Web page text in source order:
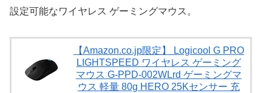
設定可能なワイヤレス ゲーミングマウス。
【Amazon.co.jp限定】 Logicool G PRO
LIGHTSPEED ワイヤレス ゲーミング
マウス G-PPD-002WLrd ゲーミングマ
ウス 軽量 80g HERO 25Kセンサー 充